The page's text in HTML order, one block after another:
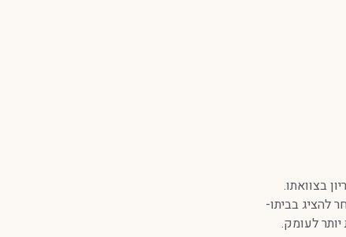
בצוואתו.
להציג בביתו-
לעומק.